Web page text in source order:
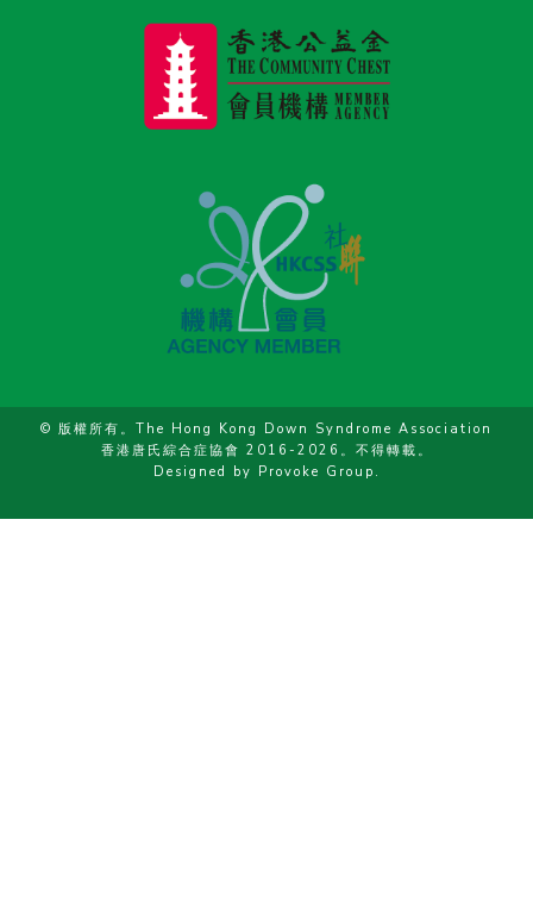
© 版權所有。The Hong Kong Down Syndrome Association
香港唐氏綜合症協會 2016-2026。不得轉載。
Designed by Provoke Group .